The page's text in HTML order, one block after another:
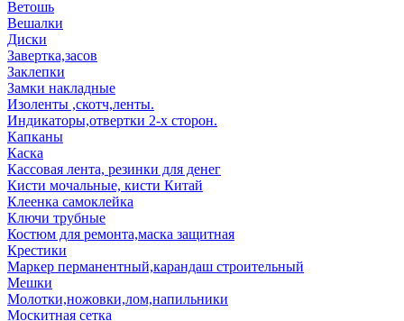
Ветошь
Вешалки
Диски
Завертка,засов
Заклепки
Замки накладные
Изоленты ,скотч,ленты.
Индикаторы,отвертки 2-х сторон.
Капканы
Каска
Кассовая лента, резинки для денег
Кисти мочальные, кисти Китай
Клеенка самоклейка
Ключи трубные
Костюм для ремонта,маска защитная
Крестики
Маркер перманентный,карандаш строительный
Мешки
Молотки,ножовки,лом,напильники
Москитная сетка